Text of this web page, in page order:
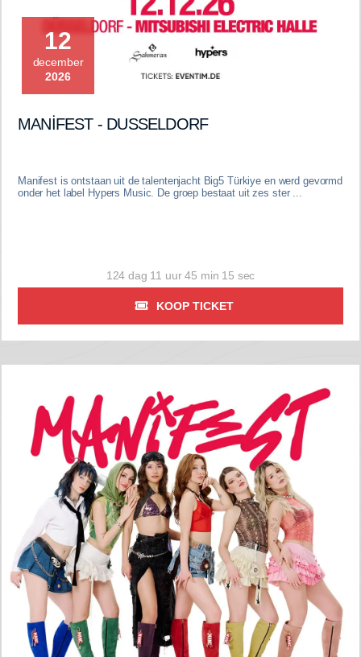
12
december
2026
MANİFEST - DUSSELDORF
Manifest is ontstaan uit de talentenjacht Big5 Türkiye en werd gevormd
onder het label Hypers Music. De groep bestaat uit zes ster ...
124 dag 11 uur 45 min 14 sec
KOOP TICKET